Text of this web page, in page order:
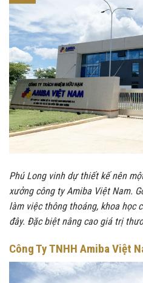
Phú Long vinh dự thiết kế nên
xưởng công ty Amiba Việt Nam.
làm việc thông thoáng, khoa học
đây. Đặc biệt nâng cao giá trị
Công Ty TNHH Amiba Việt